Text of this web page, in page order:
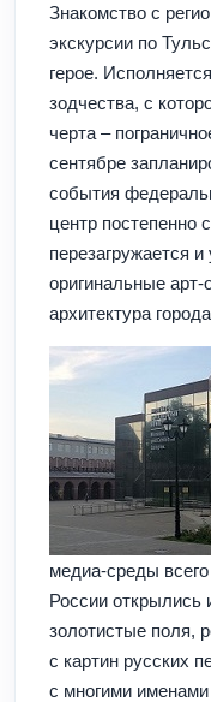
Знакомство с
экскурсии по
герое.
зодчества, с
черта –
сентябре
события
центр постепенно
перезагружается
оригинальные
архитектура
медиа-среды
России
золотистые поля,
с картин русских
с многими